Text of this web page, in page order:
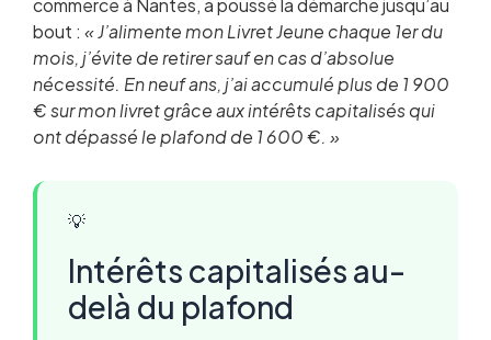
commerce à Nantes, a poussé la démarche jusqu’au
bout : « J’alimente mon Livret Jeune chaque 1er du
mois, j’évite de retirer sauf en cas d’absolue
nécessité. En neuf ans, j’ai accumulé plus de 1 900
€ sur mon livret grâce aux intérêts capitalisés qui
ont dépassé le plafond de 1 600 €. »
💡
Intérêts capitalisés au-
delà du plafond